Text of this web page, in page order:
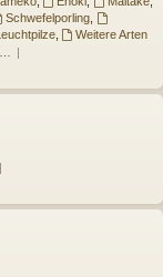
Schwefelporling
,
Weitere Arten